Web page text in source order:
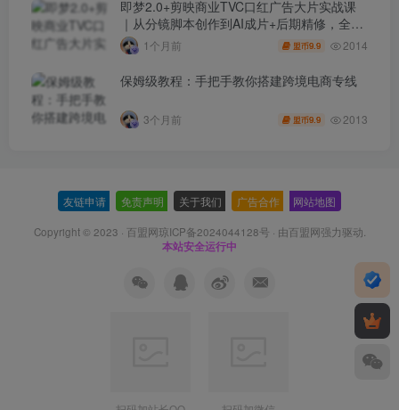
即梦2.0+剪映商业TVC口红广告大片实战课
｜从分镜脚本创作到AI成片+后期精修，全流
程打造品牌级产品广告
1个月前 盟币9.9 2014
保姆级教程：手把手教你搭建跨境电商专线
3个月前 盟币9.9 2013
友链申请 免责声明 关于我们 广告合作 网站地图
Copyright © 2023 · 百盟网琼ICP备2024044128号 · 由百盟网强力驱动.
本站安全运行中